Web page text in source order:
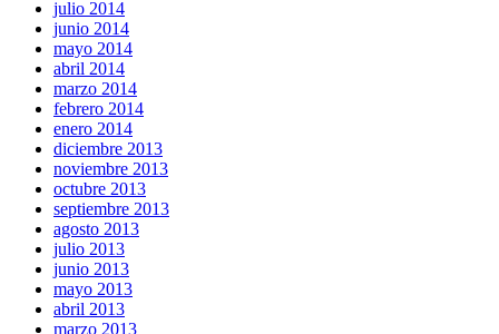
julio 2014
junio 2014
mayo 2014
abril 2014
marzo 2014
febrero 2014
enero 2014
diciembre 2013
noviembre 2013
octubre 2013
septiembre 2013
agosto 2013
julio 2013
junio 2013
mayo 2013
abril 2013
marzo 2013